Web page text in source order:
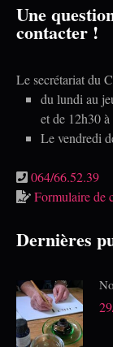
Une
contacter !
Le secrétariat du
du lundi au
et de 12h30
Le vendredi
064/66.52.39
Formulaire de
Dernières